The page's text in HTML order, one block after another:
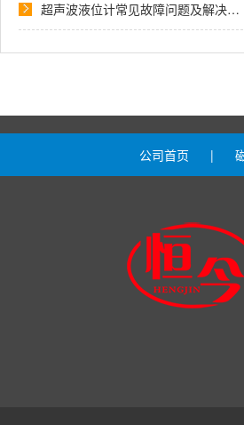
超声波液位计常见故障问题及解决…
公司首页 |